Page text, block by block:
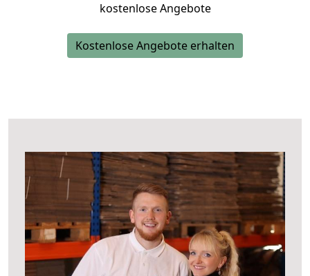
kostenlose Angebote
Kostenlose Angebote erhalten